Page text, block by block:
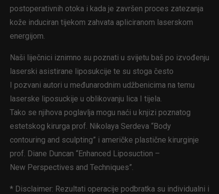
postoperativnih otoka i kada je završen proces zatezanja
kože induciran tijekom zahvata apliciranom laserskom
energijom.
Naši liječnici iznimno su poznati u svijetu baš po izvođenju
laserski asistirane liposukcije te su stoga često
I pozvani autori u međunarodnim udžbenicima na temu
laserske liposuckije u oblikovanju lica I tijela.
Tako se njihova poglavlja mogu naći u knjizi poznatog
estetskog kirurga prof. Nikolaya Serdeva “Body
contouring and sculpting” i američke plastične kirurginje
prof. Diane Duncan “Enhanced Liposuction –
New Perspectives and Techniques”.
* Disclaimer: Rezultati operacije podbratka su individualni i